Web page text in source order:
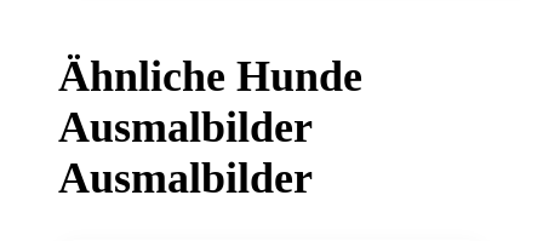
Ähnliche Hunde
Ausmalbilder
Ausmalbilder